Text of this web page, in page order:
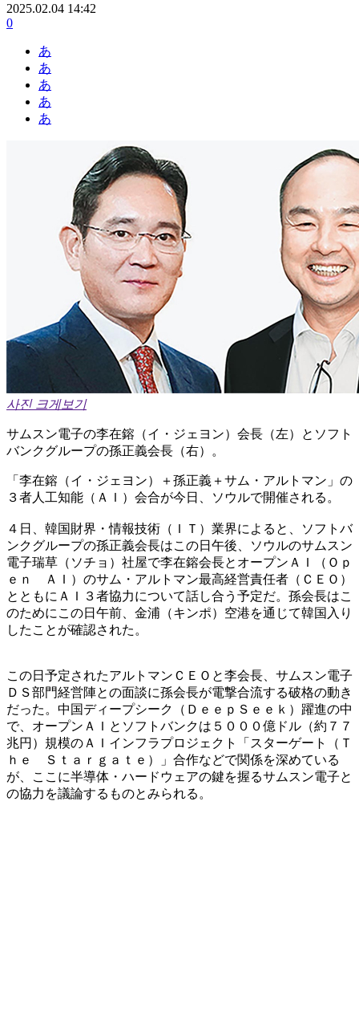
2025.02.04 14:42
0
あ
あ
あ
あ
あ
사진 크게보기
サムスン電子の李在鎔（イ・ジェヨン）会長（左）とソフト
バンクグループの孫正義会長（右）。
「李在鎔（イ・ジェヨン）＋孫正義＋サム・アルトマン」の
３者人工知能（ＡＩ）会合が今日、ソウルで開催される。
４日、韓国財界・情報技術（ＩＴ）業界によると、ソフトバ
ンクグループの孫正義会長はこの日午後、ソウルのサムスン
電子瑞草（ソチョ）社屋で李在鎔会長とオープンＡＩ（Ｏｐ
ｅｎ ＡＩ）のサム・アルトマン最高経営責任者（ＣＥＯ）
とともにＡＩ３者協力について話し合う予定だ。孫会長はこ
のためにこの日午前、金浦（キンポ）空港を通じて韓国入り
したことが確認された。
この日予定されたアルトマンＣＥＯと李会長、サムスン電子
ＤＳ部門経営陣との面談に孫会長が電撃合流する破格の動き
だった。中国ディープシーク（ＤｅｅｐＳｅｅｋ）躍進の中
で、オープンＡＩとソフトバンクは５０００億ドル（約７７
兆円）規模のＡＩインフラプロジェクト「スターゲート（Ｔ
ｈｅ Ｓｔａｒｇａｔｅ）」合作などで関係を深めている
が、ここに半導体・ハードウェアの鍵を握るサムスン電子と
の協力を議論するものとみられる。